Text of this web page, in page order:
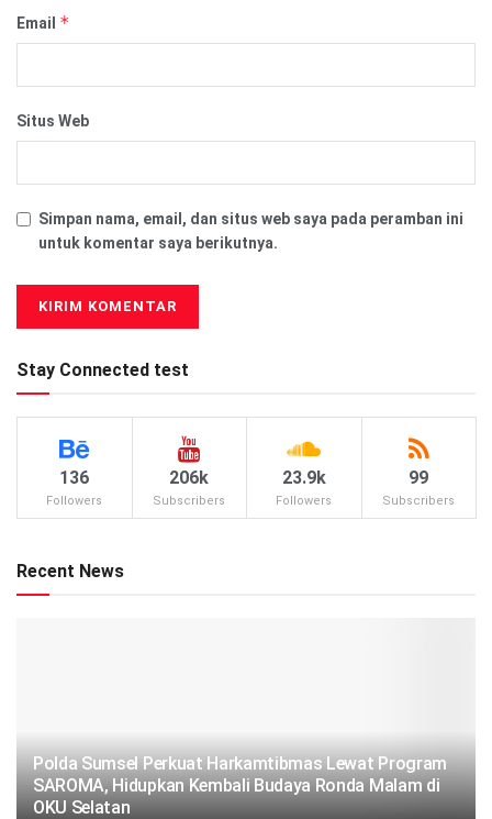
Email *
Situs Web
Simpan nama, email, dan situs web saya pada peramban ini
untuk komentar saya berikutnya.
Stay Connected test
136
Followers
206k
Subscribers
23.9k
Followers
99
Subscribers
Recent News
Polda Sumsel Perkuat Harkamtibmas Lewat Program
SAROMA, Hidupkan Kembali Budaya Ronda Malam di
OKU Selatan